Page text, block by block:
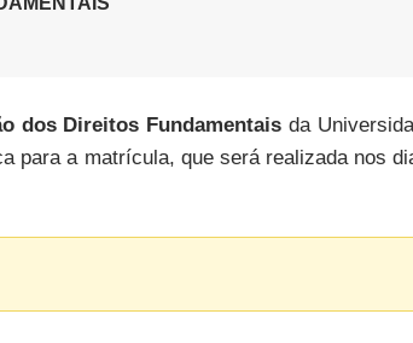
dos Direitos Fundamentais da
para a matrícula, que será realizada nos